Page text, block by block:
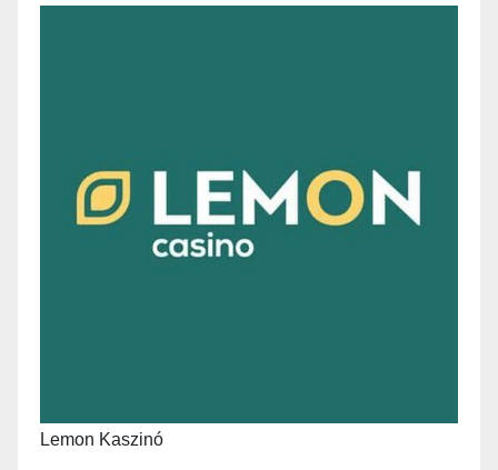
Lemon Kaszinó